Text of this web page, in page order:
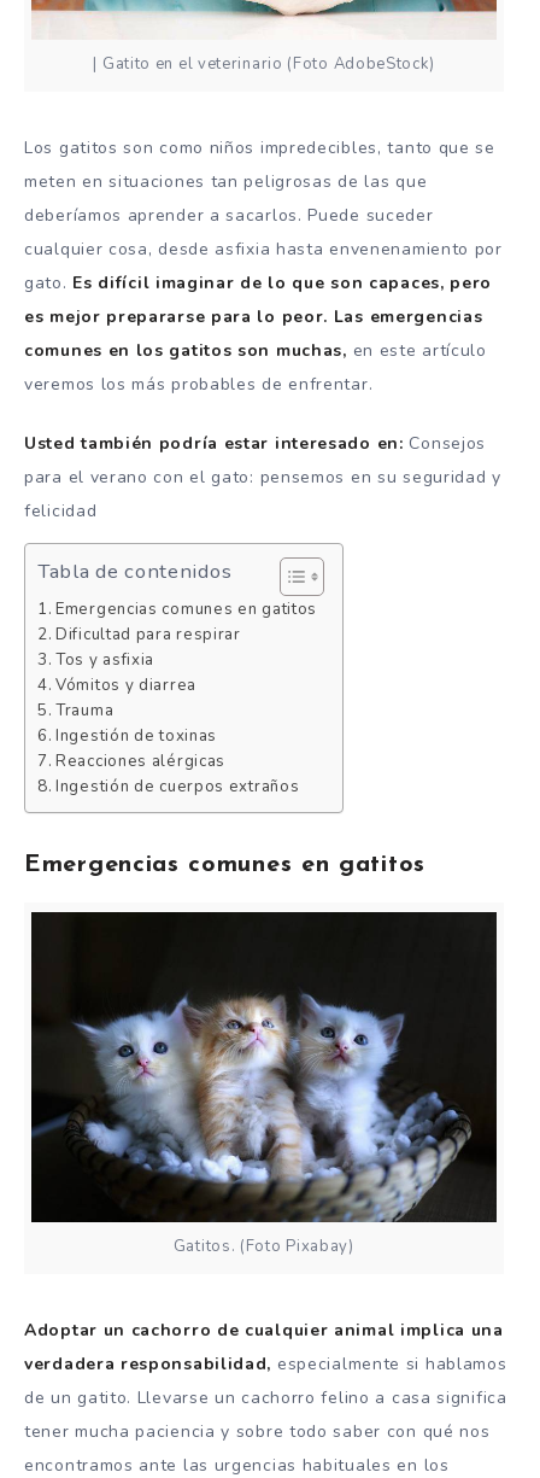
| Gatito en el veterinario (Foto AdobeStock)
Los gatitos son como niños impredecibles, tanto que se
meten en situaciones tan peligrosas de las que
deberíamos aprender a sacarlos. Puede suceder
cualquier cosa, desde asfixia hasta envenenamiento por
gato. Es difícil imaginar de lo que son capaces, pero
es mejor prepararse para lo peor. Las emergencias
comunes en los gatitos son muchas, en este artículo
veremos los más probables de enfrentar.
Usted también podría estar interesado en: Consejos
para el verano con el gato: pensemos en su seguridad y
felicidad
Tabla de contenidos
Emergencias comunes en gatitos
Dificultad para respirar
Tos y asfixia
Vómitos y diarrea
Trauma
Ingestión de toxinas
Reacciones alérgicas
Ingestión de cuerpos extraños
Emergencias comunes en gatitos
Gatitos. (Foto Pixabay)
Adoptar un cachorro de cualquier animal implica una
verdadera responsabilidad, especialmente si hablamos
de un gatito. Llevarse un cachorro felino a casa significa
tener mucha paciencia y sobre todo saber con qué nos
encontramos ante las urgencias habituales en los